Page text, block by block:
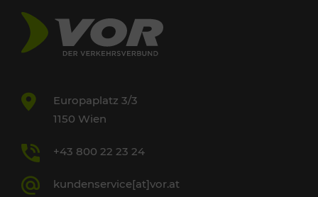
Europaplatz 3/3
1150 Wien
+43 800 22 23 24
kundenservice[at]vor.at